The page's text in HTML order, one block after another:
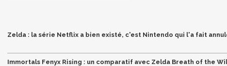
Zelda : la série Netflix a bien existé, c'est Nintendo qui l'a fait
Immortals Fenyx Rising : un comparatif avec Zelda Breath of the